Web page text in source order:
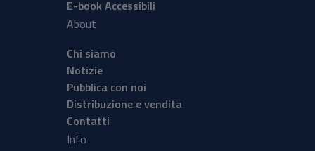
E-book Accessibili
About
Chi siamo
Notizie
Pubblica con noi
Distribuzione e vendita
Contatti
Info